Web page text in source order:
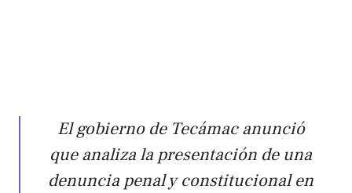
El gobierno de Tecámac anunció
que analiza la presentación de una
denuncia penal y constitucional en